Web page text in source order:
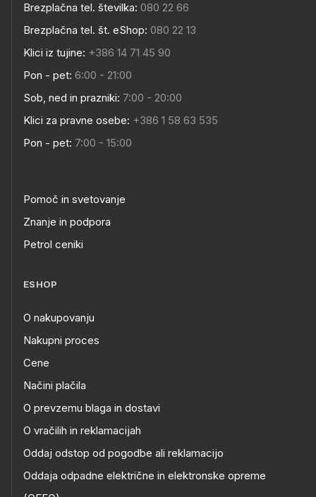
Brezplačna tel. številka: 080 22 66
Brezplačna tel. št. eShop: 080 22 13
Klici iz tujine: +386 14 71 45 90
Pon - pet: 6:00 - 21:00
Sob, ned in prazniki: 7:00 - 20:00
Klici za pravne osebe: +386 1 58 63 535
Pon - pet: 7:00 - 15:00
Pomoč in svetovanje
Znanje in podpora
Petrol ceniki
ESHOP
O nakupovanju
Nakupni proces
Cene
Načini plačila
O prevzemu blaga in dostavi
O vračilih in reklamacijah
Oddaj odstop od pogodbe ali reklamacijo
Oddaja odpadne električne in elektronske opreme